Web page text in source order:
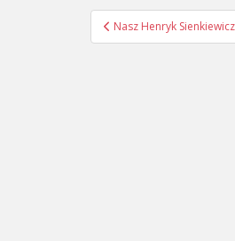
Nawigacja
wpisu
Nasz Henryk Sienkiewicz